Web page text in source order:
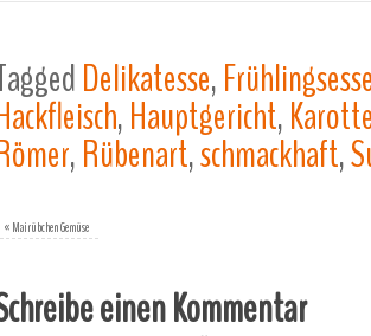
Delikatesse,
,Hauptgericht,
,Rübenart,schmackhaft,
«Mairübchen Gemüse
einen Kommentar